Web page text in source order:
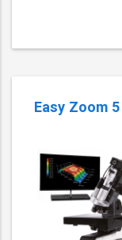
Easy Zoom 5